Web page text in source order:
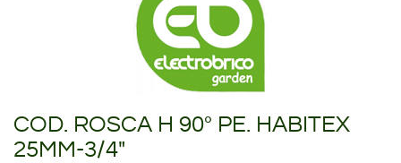
COD. ROSCA H 90º PE. HABITEX
25MM-3/4"